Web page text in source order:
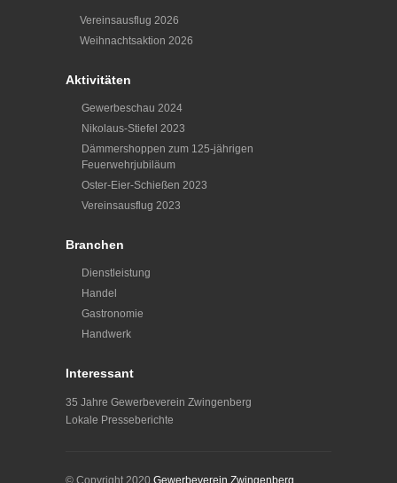
Vereinsausflug 2026
Weihnachtsaktion 2026
Aktivitäten
Gewerbeschau 2024
Nikolaus-Stiefel 2023
Dämmershoppen zum 125-jährigen
Feuerwehrjubiläum
Oster-Eier-Schießen 2023
Vereinsausflug 2023
Branchen
Dienstleistung
Handel
Gastronomie
Handwerk
Interessant
35 Jahre Gewerbeverein Zwingenberg
Lokale Presseberichte
© Copyright 2020 Gewerbeverein Zwingenberg